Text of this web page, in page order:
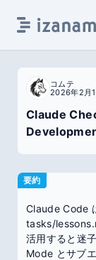
コムテ
2026年2月
Claude
要約
Claude Code
tasks/
活用すると迷
Mode とサブ